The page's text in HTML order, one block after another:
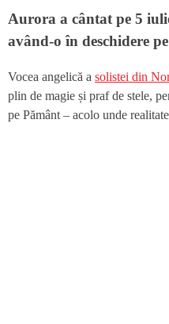
Aurora a cântat pe 5
având-o în deschidere
Vocea angelică a solistei din
plin de magie și praf de stele,
pe Pământ – acolo unde